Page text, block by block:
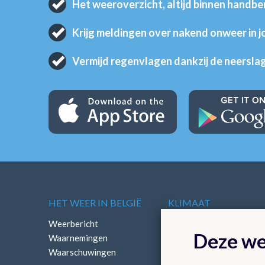
Het weeroverzicht, altijd binnen
Krijg meldingen over nakend onweer in
Vermijd regenvlagen dankzij de
HET WEER IN BELGIË
Weerbericht
Waarnemingen
Waarschuwingen
KLIMAAT
Klimatologische kaarten
Deze